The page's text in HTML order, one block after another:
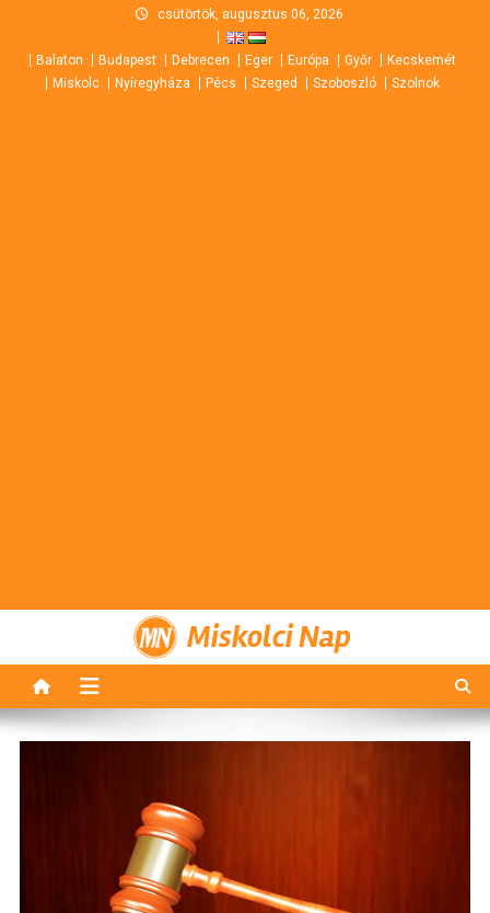
content
csütörtök, augusztus 06, 2026
Balaton Budapest Debrecen Eger Európa Győr
Kecskemét
Miskolc
Nyíregyháza Pécs Szeged Szoboszló Szolnok
Miskolci Nap